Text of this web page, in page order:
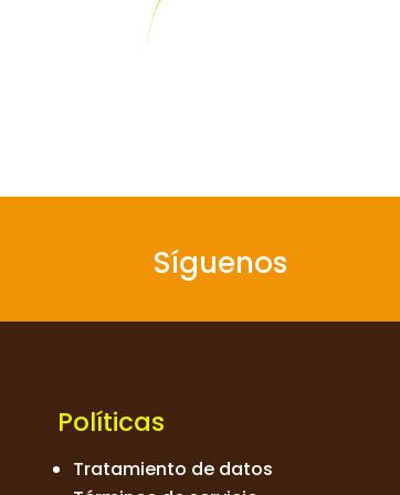
Síguenos
Políticas
Tratamiento de datos